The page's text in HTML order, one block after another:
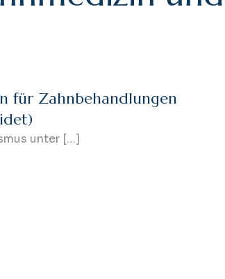
für Zahnbehandlungen
unter […]